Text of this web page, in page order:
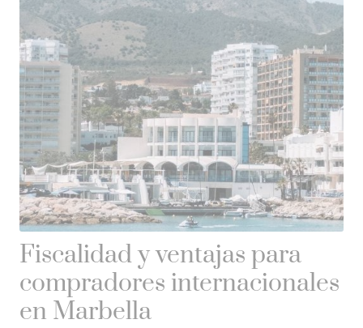
Fiscalidad y ventajas para
compradores internacionales
en Marbella